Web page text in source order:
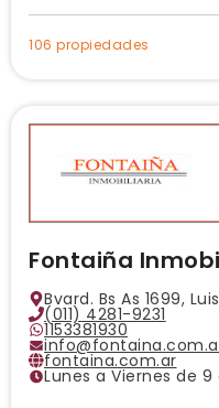
106 propiedades
Fontaiña
Bvard. Bs As 1699,
(011) 4281-9231
1153381930
fontaina.com.ar
Lunes a Viernes de 9